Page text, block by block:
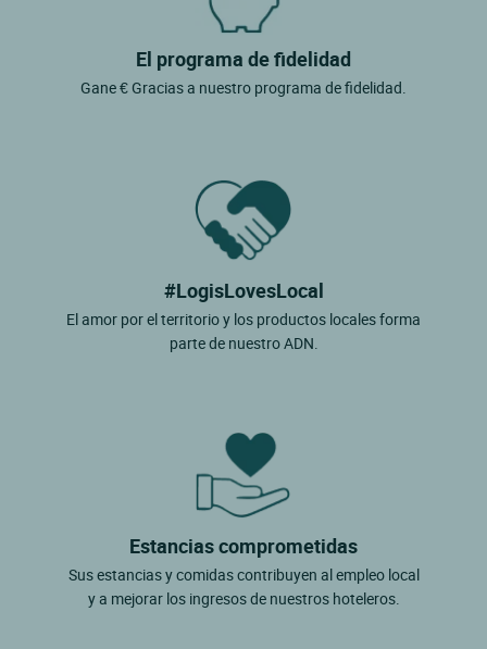
El programa de fidelidad
Gane € Gracias a nuestro programa de fidelidad.
#LogisLovesLocal
El amor por el territorio y los productos locales forma
parte de nuestro ADN.
Estancias comprometidas
Sus estancias y comidas contribuyen al empleo local
y a mejorar los ingresos de nuestros hoteleros.